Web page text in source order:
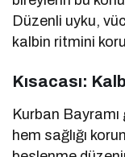
Düzenli uyku,
kalbin ritmini
Kısacası:
Kurban
hem sağlığı